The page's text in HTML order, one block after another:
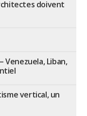
doivent
Venezuela, Liban,
vertical, un